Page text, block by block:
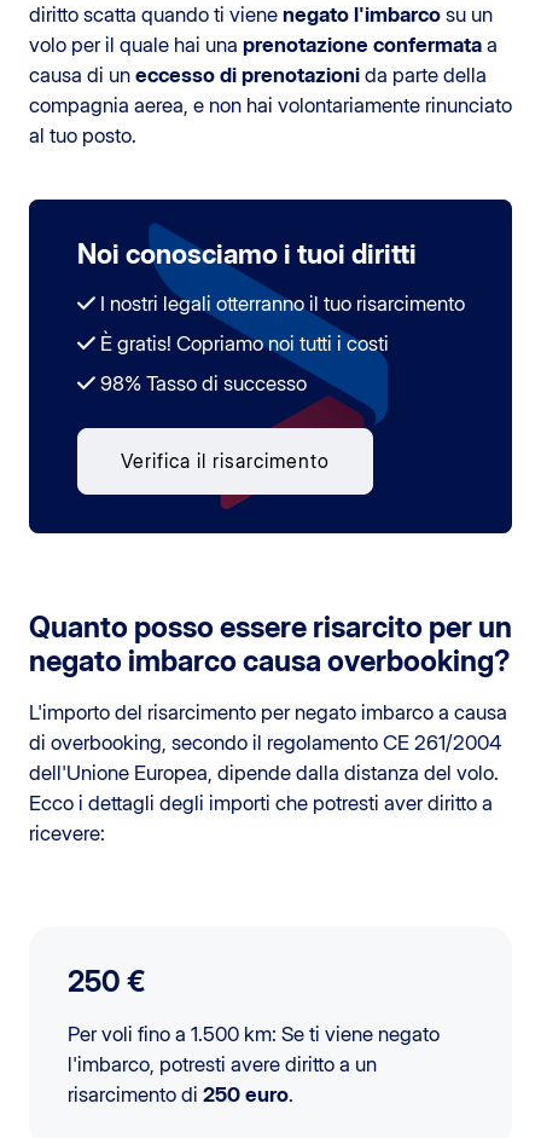
diritto scatta quando ti viene negato l'imbarco su un
volo per il quale hai una prenotazione confermata a
causa di un eccesso di prenotazioni da parte della
compagnia aerea, e non hai volontariamente rinunciato
al tuo posto.
Noi conosciamo i tuoi diritti
I nostri legali otterranno il tuo risarcimento
È gratis! Copriamo noi tutti i costi
98% Tasso di successo
Verifica il risarcimento
Quanto posso essere risarcito per un
negato imbarco causa overbooking?
L'importo del risarcimento per negato imbarco a causa
di overbooking, secondo il regolamento CE 261/2004
dell'Unione Europea, dipende dalla distanza del volo.
Ecco i dettagli degli importi che potresti aver diritto a
ricevere:
250 €
Per voli fino a 1.500 km: Se ti viene negato
l'imbarco, potresti avere diritto a un
risarcimento di 250 euro.